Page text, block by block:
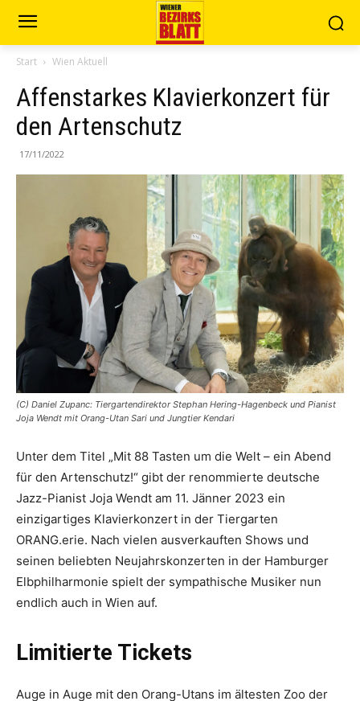
Start Wien Aktuell
Affenstarkes Klavierkonzert für
den Artenschutz
17/11/2022
(C) Daniel Zupanc: Tiergartendirektor Stephan Hering-Hagenbeck und Pianist
Joja Wendt mit Orang-Utan Sari und Jungtier Kendari
Unter dem Titel „Mit 88 Tasten um die Welt – ein Abend
für den Artenschutz!“ gibt der renommierte deutsche
Jazz-Pianist Joja Wendt am 11. Jänner 2023 ein
einzigartiges Klavierkonzert in der Tiergarten
ORANG.erie. Nach vielen ausverkauften Shows und
seinen beliebten Neujahrskonzerten in der Hamburger
Elbphilharmonie spielt der sympathische Musiker nun
endlich auch in Wien auf.
Limitierte Tickets
Auge in Auge mit den Orang-Utans im ältesten Zoo der